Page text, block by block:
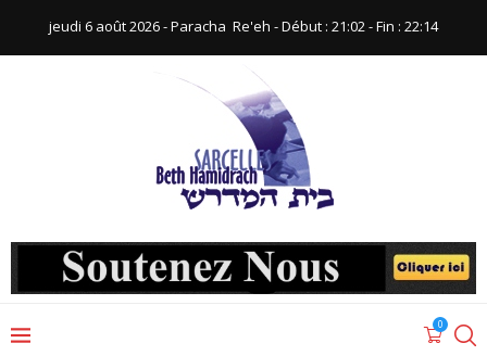
jeudi 6 août 2026 - Paracha ‪ Re'eh‬ - Début : 21:02‬ - Fin : ‪22:14‬
0